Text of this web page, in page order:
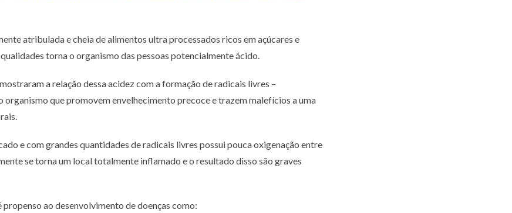
atribulada e cheia de alimentos ultra processados ricos em açúcares e
torna o organismo das pessoas potencialmente ácido.
a relação dessa acidez com a formação de radicais livres –
organismo que promovem envelhecimento precoce e trazem malefícios a uma
e com grandes quantidades de radicais livres possui pouca oxigenação entre
se torna um local totalmente inflamado e o resultado disso são graves
ao desenvolvimento de doenças como: